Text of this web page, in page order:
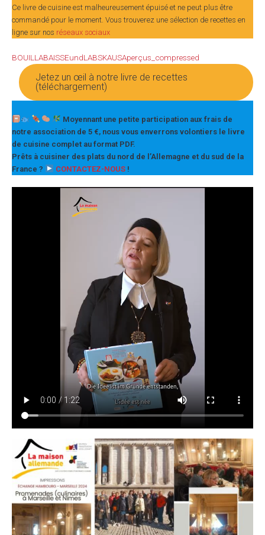
Ce livre de cuisine est malheureusement épuisé et ne peut plus être
commandé pour le moment. Vous trouverez une sélection de recettes en
ligne sur nos réseaux sociaux
BOUILLABAISSEundLABSKAUSAperçus_compressed
Jetez un œil à notre livre de recettes
(téléchargement)
Moyennant une petite participation aux frais de
notre association de 5 €, nous vous enverrons volontiers le livre
de cuisine complet au format PDF.
Prêts à cuisiner des plats du nord de l’Allemagne et du sud de la
France ?
CONTACTEZ-NOUS!